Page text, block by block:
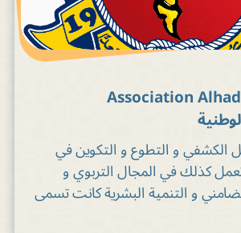
Association
الكشفي و التطوع و التكوين في
كذلك في المجال التربوي و
و التنمية البشرية كانت تسمى